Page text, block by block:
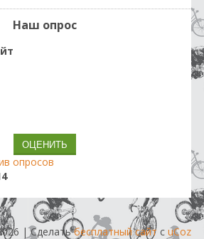
Наш опрос
опросов
|Сделатьбесплатный сайтс uCoz